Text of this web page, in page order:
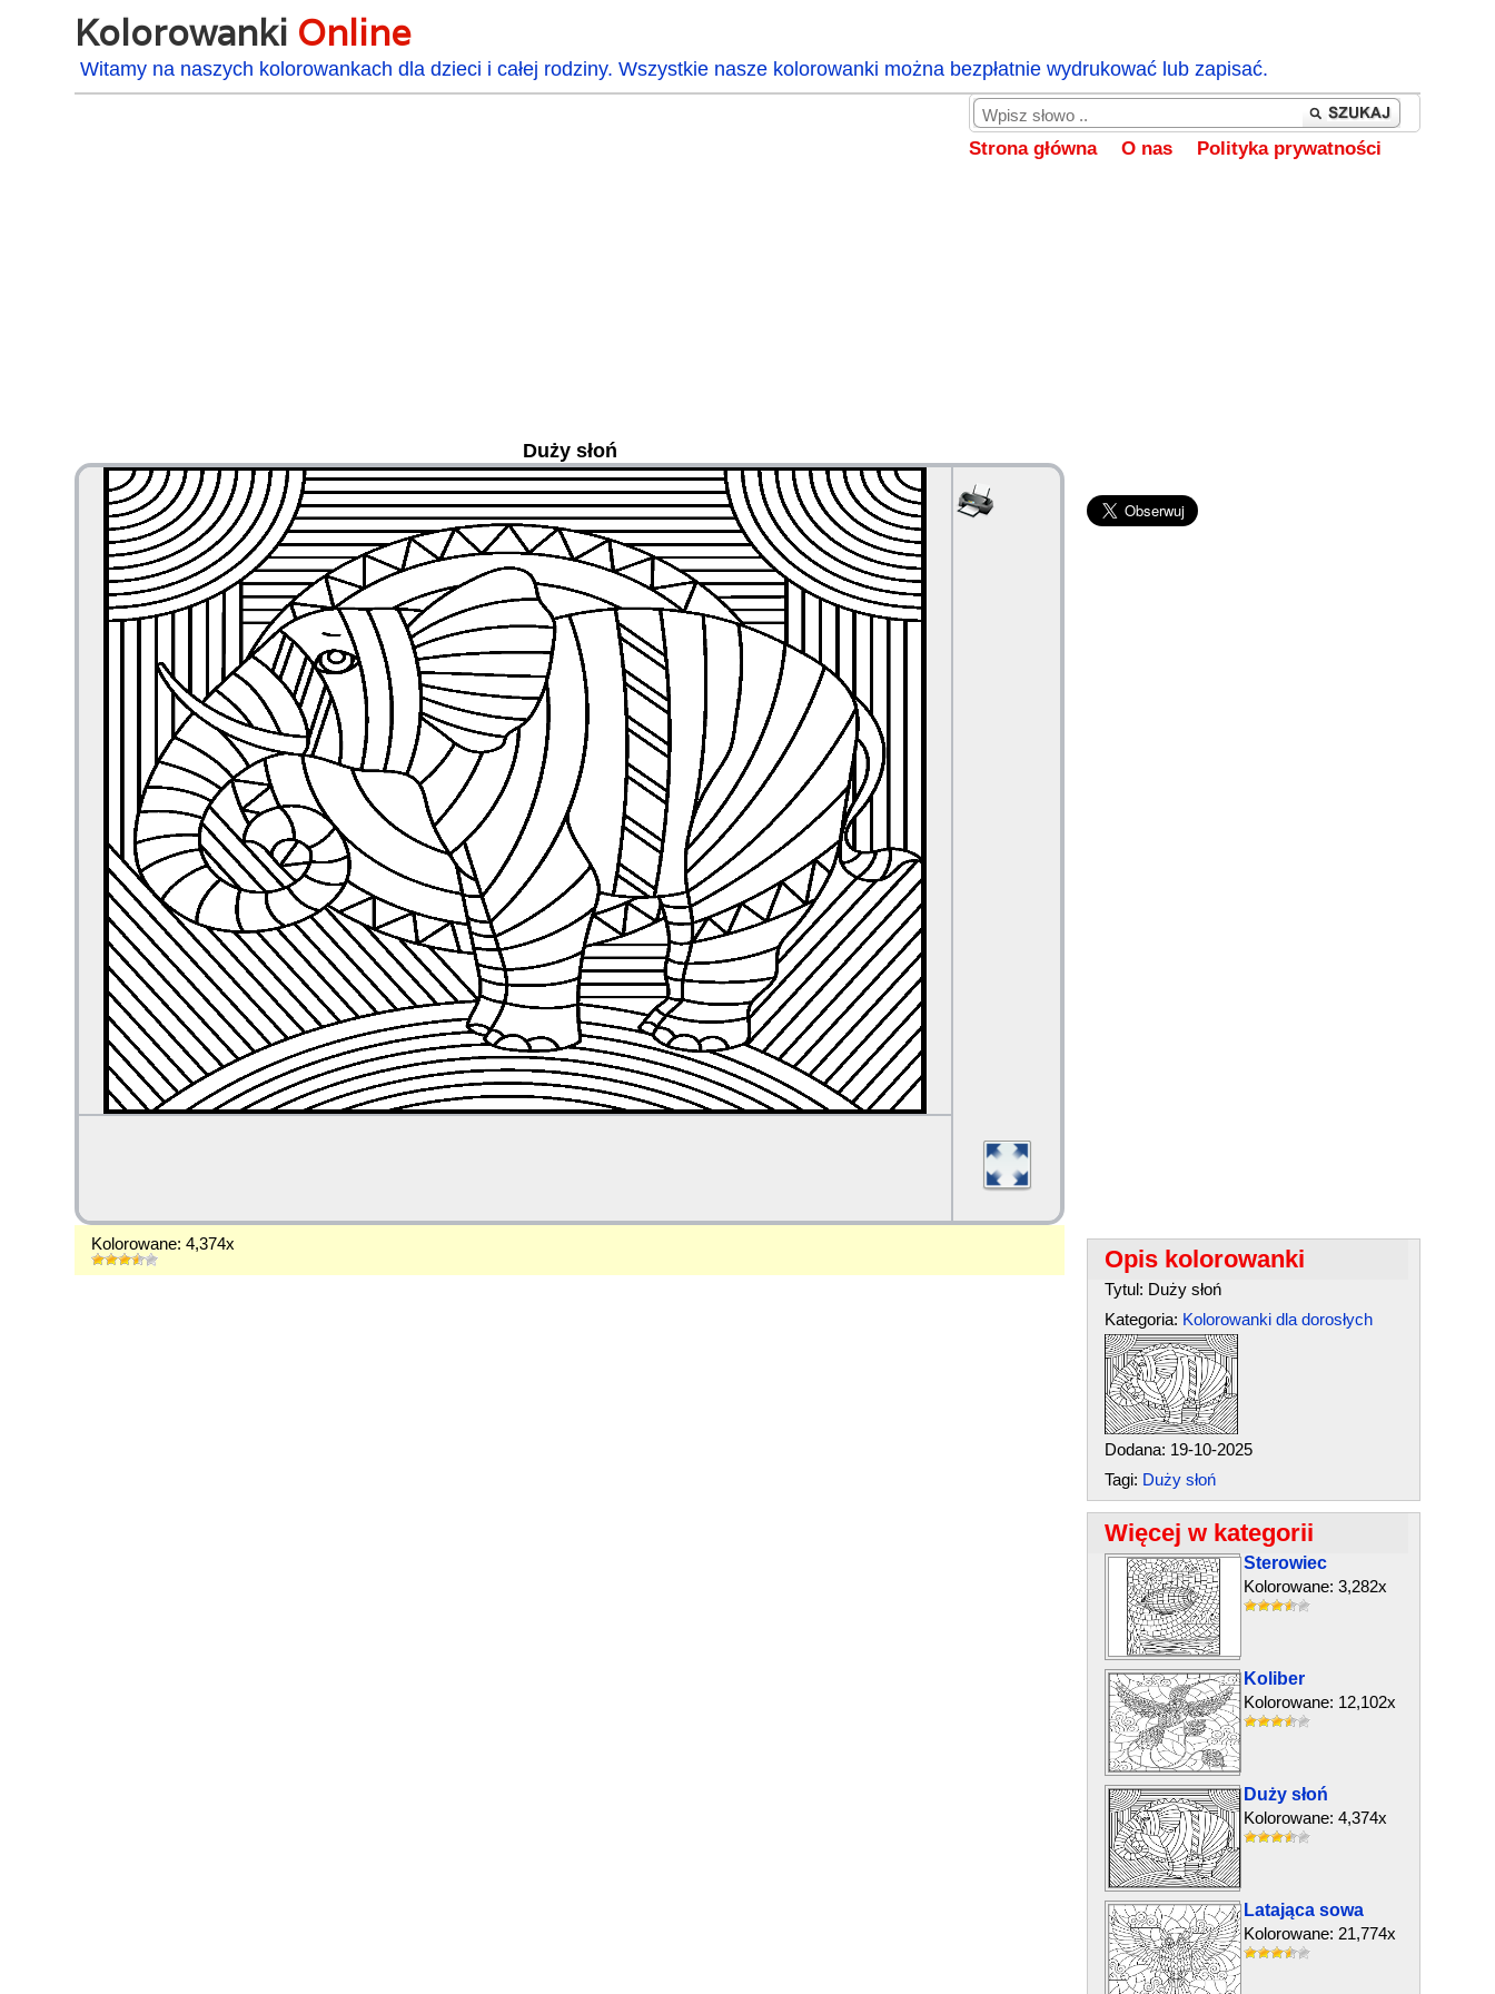
Kolorowanki Online
Witamy na naszych kolorowankach dla dzieci i całej rodziny. Wszystkie nasze kolorowanki można bezpłatnie wydrukować lub zapisać.
Strona główna O nas Polityka prywatności
Duży słoń
Kolorowane: 4,374x
Opis kolorowanki
Tytul: Duży słoń
Kategoria: Kolorowanki dla dorosłych
Dodana: 19-10-2025
Tagi: Duży słoń
Więcej w kategorii
Sterowiec
Kolorowane: 3,282x
Koliber
Kolorowane: 12,102x
Duży słoń
Kolorowane: 4,374x
Latająca sowa
Kolorowane: 21,774x